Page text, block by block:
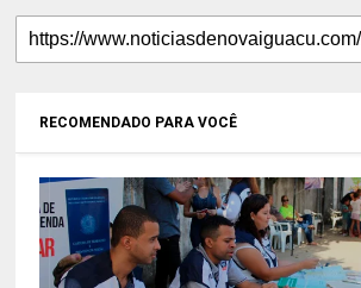
RECOMENDADO PARA VOCÊ